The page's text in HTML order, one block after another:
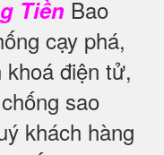
Tiền Bao
cạy phá,
khoá điện tử,
sao
khách hàng